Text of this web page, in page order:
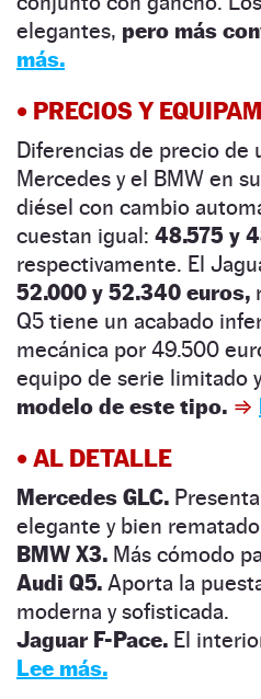
elegantes, pero más
más.
• PRECIOS Y
Diferencias de precio de
Mercedes y el BMW en
diésel con cambio
cuestan igual: 48.575 y
respectivamente. El
52.000 y 52.340 euros,
Q5 tiene un acabado
mecánica por 49.500
equipo de serie limitado
modelo de este tipo. ⇒
• AL DETALLE
Mercedes GLC.
elegante y bien
BMW X3. Más cómodo
Audi Q5. Aporta la
moderna y sofisticada.
Jaguar F-Pace. El
Lee más.